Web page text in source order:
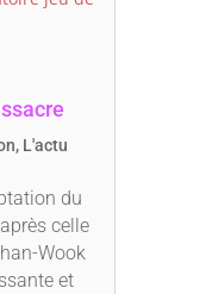
, L'actu
du
celle
Wook
et